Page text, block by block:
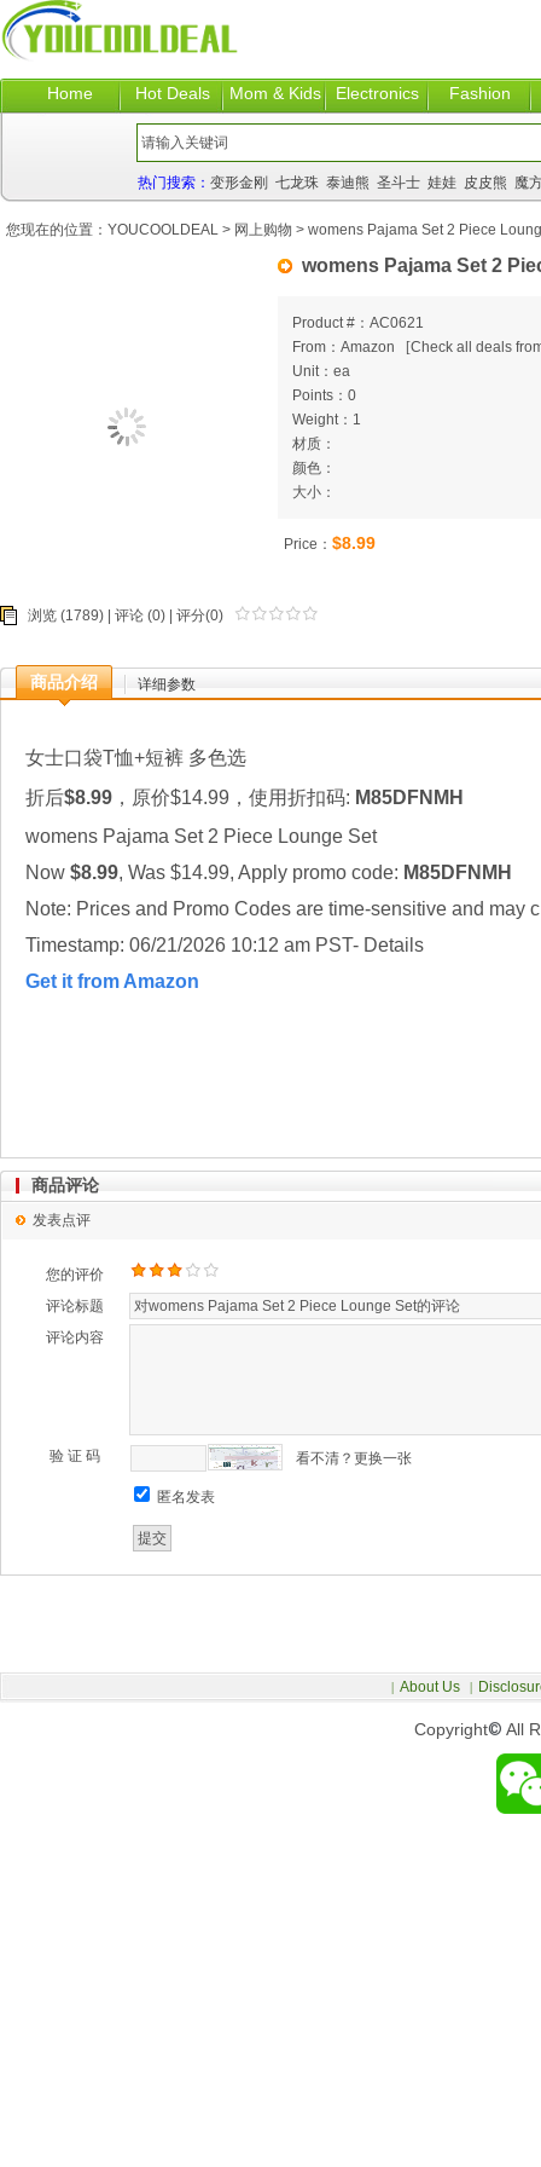
Home Hot Deals Mom & Kids Electronics Fashion
热门搜索： 变形金刚 七龙珠 泰迪熊 圣斗士 娃娃 皮皮熊 魔
womens Pajama Set 2
Product #：AC0621
From：Amazon
[Check all deals
Unit：ea
Points：0
Weight：1
材质：
颜色：
大小：
Price： $8.99
浏览 (1789) | 评论 (0) | 评分(0)
商品介绍 详细参数
女士口袋T恤+短裤 多色选
折后$8.99 ，原价$14.99，使用折扣码: M85DFNMH
womens Pajama Set 2 Piece Lounge Set
Now $8.99, Was $14.99, Apply promo code: M85DFNMH
Note: Prices and Promo Codes are time-sensitive and may
Timestamp: 06/21/2026 10:12 am PST- Details
Get it from Amazon
您现在的位置： YOUCOOLDEAL > 网上购物 > womens Pajama Set 2 Piece
商品评论
发表点评
您的评价
评论标题
评论内容
验 证 码 看不清？更换一张
匿名发表
Copyright© All
| About Us |